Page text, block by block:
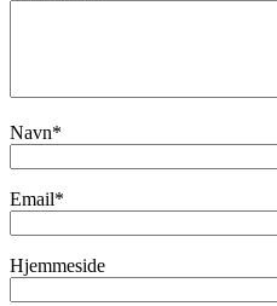
Navn*
Email*
Hjemmeside